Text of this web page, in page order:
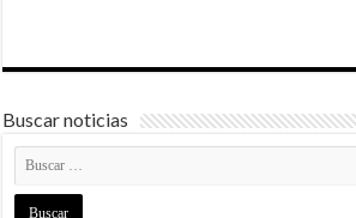
Buscar noticias